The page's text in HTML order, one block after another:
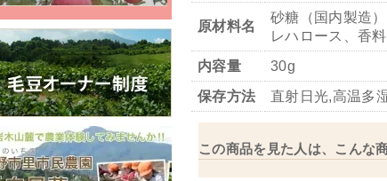
原材料名
砂糖（国内製造
レハロース、香料
内容量
30g
保存方法
直射日光,高温多
この商品を見た人は、こんな